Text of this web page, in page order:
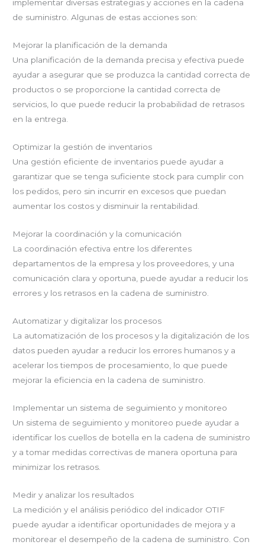
implementar diversas estrategias y acciones en la cadena
de suministro. Algunas de estas acciones son:
Mejorar la planificación de la demanda
Una planificación de la demanda precisa y efectiva puede
ayudar a asegurar que se produzca la cantidad correcta de
productos o se proporcione la cantidad correcta de
servicios, lo que puede reducir la probabilidad de retrasos
en la entrega.
Optimizar la gestión de inventarios
Una gestión eficiente de inventarios puede ayudar a
garantizar que se tenga suficiente stock para cumplir con
los pedidos, pero sin incurrir en excesos que puedan
aumentar los costos y disminuir la rentabilidad.
Mejorar la coordinación y la comunicación
La coordinación efectiva entre los diferentes
departamentos de la empresa y los proveedores, y una
comunicación clara y oportuna, puede ayudar a reducir los
errores y los retrasos en la cadena de suministro.
Automatizar y digitalizar los procesos
La automatización de los procesos y la digitalización de los
datos pueden ayudar a reducir los errores humanos y a
acelerar los tiempos de procesamiento, lo que puede
mejorar la eficiencia en la cadena de suministro.
Implementar un sistema de seguimiento y monitoreo
Un sistema de seguimiento y monitoreo puede ayudar a
identificar los cuellos de botella en la cadena de suministro
y a tomar medidas correctivas de manera oportuna para
minimizar los retrasos.
Medir y analizar los resultados
La medición y el análisis periódico del indicador OTIF
puede ayudar a identificar oportunidades de mejora y a
monitorear el desempeño de la cadena de suministro. Con